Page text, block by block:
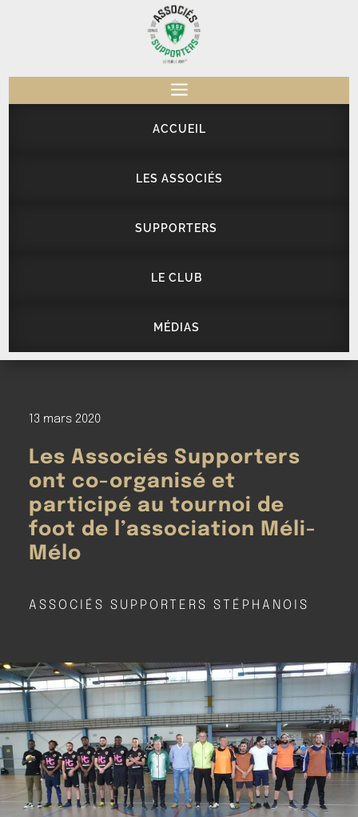
a
ACCUEIL
LES ASSOCIÉS
SUPPORTERS
LE CLUB
MÉDIAS
13 mars 2020
Les Associés Supporters
ont co-organisé et
participé au tournoi de
foot de l’association Méli-
Mélo
ASSOCIÉS SUPPORTERS STÉPHANOIS